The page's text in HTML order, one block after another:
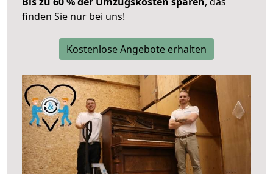
finden Sie nur bei uns!
Kostenlose Angebote erhalten